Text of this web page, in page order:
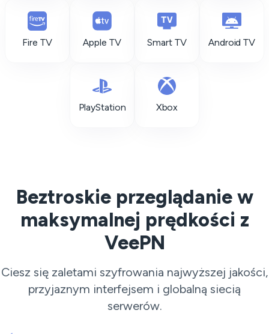
Fire TV Apple TV Smart TV Android TV
PlayStation Xbox
Beztroskie przeglądanie w
maksymalnej prędkości z
VeePN
Ciesz się zaletami szyfrowania najwyższej jakości,
przyjaznym interfejsem i globalną siecią
serwerów.